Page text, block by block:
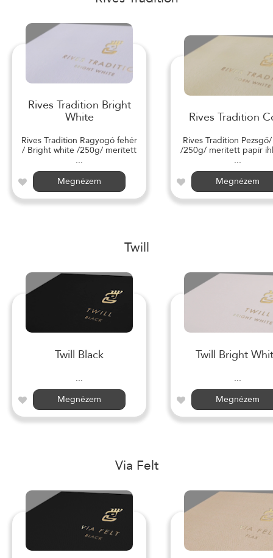
Rives Tradition Bright
White
Rives Tradition Ragyogó fehér
/ Bright white /250g/ merített
...
Megnézem
Rives Tradition
Rives Tradition
/250g/ merített papír
...
Megnézem
Twill
Twill Black
...
Megnézem
Twill Bright
...
Megnézem
Via Felt